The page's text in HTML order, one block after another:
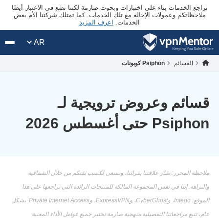
نراجع الخدمات بناء على اختبارات وبحوث صارمة لكننا نضع في الاعتبار أيضًا
ملاحظاتكم وعمولات الإحالة مع تلك الخدمات. كما تمتلك شركتنا الأم بعض
الخدمات. اعرف المزيد
AR
القسائم Psiphon كوبونات
قسائم وعروض ترويجية لـ
Psiphon حتى أغسطس 2026
ملاحظة المحرر: نقدّر علاقتنا بقرائنا، ونسعى لكسب ثقتكم من خلال الشفافية
والنزاهة. إننا في نفس المجموعة المالكة للمنتجات الرائدة التي نراجعها على هذا
الموقع: Intego، وCyberGhost، وExpressVPN، وPrivate Internet Access. بشكل
عام، تتبع مراجعاتنا التفصيلية منهجية صارمة تختبر جميع عوامل الأداء المعنية